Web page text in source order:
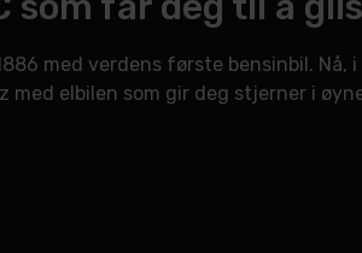
med verdens første bensinbil. Nå,
med elbilen som gir deg stjerner i